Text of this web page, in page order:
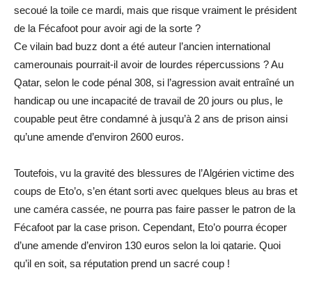
secoué la toile ce mardi, mais que risque vraiment le président
de la Fécafoot pour avoir agi de la sorte ?
Ce vilain bad buzz dont a été auteur l’ancien international
camerounais pourrait-il avoir de lourdes répercussions ? Au
Qatar, selon le code pénal 308, si l’agression avait entraîné un
handicap ou une incapacité de travail de 20 jours ou plus, le
coupable peut être condamné à jusqu’à 2 ans de prison ainsi
qu’une amende d’environ 2600 euros.
Toutefois, vu la gravité des blessures de l’Algérien victime des
coups de Eto’o, s’en étant sorti avec quelques bleus au bras et
une caméra cassée, ne pourra pas faire passer le patron de la
Fécafoot par la case prison. Cependant, Eto’o pourra écoper
d’une amende d’environ 130 euros selon la loi qatarie. Quoi
qu’il en soit, sa réputation prend un sacré coup !